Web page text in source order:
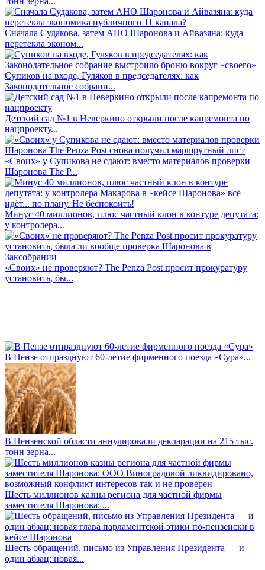
Сначала Судакова, затем АНО Шаронова и Айвазяна: куда
перетекла эконом...
Супиков на входе, Гуляков в председателях: как
Законодательное собрани...
Детский сад №1 в Неверкино открыли после капремонта по
нацпроекту...
«Своих» у Супикова не сдают: вместо материалов проверки
Шаронова The P...
Минус 40 миллионов, плюс частный клон в контуре депутата:
у контролера...
«Своих» не проверяют? The Penza Post просит прокуратуру
установить, бы...
В Пензе отпразднуют 60-летие фирменного поезда «Сура»...
В Пензенской области аннулировали декларации на 215 тыс.
тонн зерна...
Шесть миллионов казны региона для частной фирмы
заместителя Шаронова: ...
Шесть обращений, письмо из Управления Президента — и
один абзац: новая...